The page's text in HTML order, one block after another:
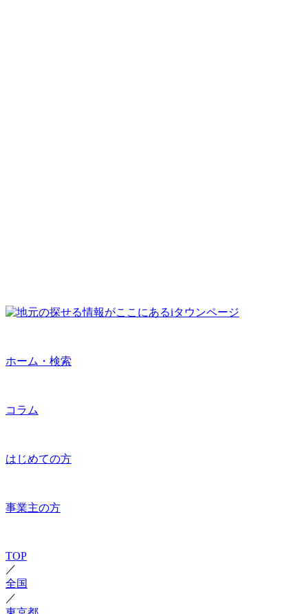
ホーム・検索
コラム
はじめての方
事業主の方
TOP
／
全国
／